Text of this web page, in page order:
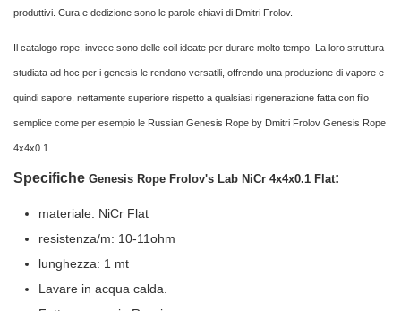
produttivi. Cura e dedizione sono le parole chiavi di Dmitri Frolov.
Il catalogo rope, invece sono delle coil ideate per durare molto tempo. La loro struttura
studiata ad hoc per i genesis le rendono versatili, offrendo una produzione di vapore e
quindi sapore, nettamente superiore rispetto a qualsiasi rigenerazione fatta con filo
semplice come per esempio le Russian Genesis Rope by Dmitri Frolov Genesis Rope
4x4x0.1
Specifiche Genesis Rope Frolov's Lab NiCr 4x4x0.1 Flat:
materiale: NiCr Flat
resistenza/m: 10-11ohm
lunghezza: 1 mt
Lavare in acqua calda.